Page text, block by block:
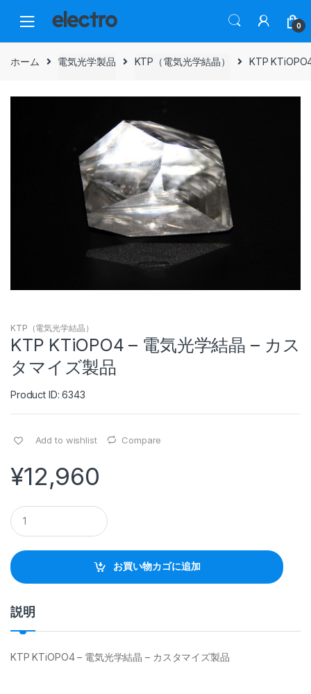
0
ホーム 電気光学製品 KTP（電気光学結晶） KTP
KTP（電気光学結晶）
KTP KTiOPO4 – 電気光学結晶 – カス
タマイズ製品
Product ID: 6343
Add to wishlist Compare
¥12,960
Q
u
a
t
i
お買い物カゴに追加
説明
KTP KTiOPO4 – 電気光学結晶 – カスタマイズ製品